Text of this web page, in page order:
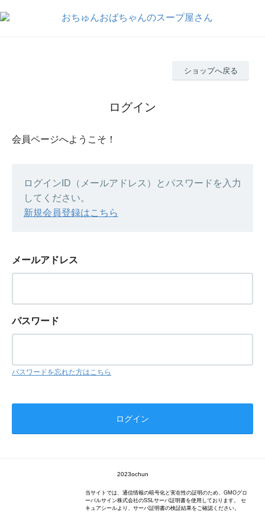
ショップへ戻る
ログイン
会員ページへようこそ！
ログインID（メールアドレス）とパスワードを入力
してください。
新規会員登録はこちら
メールアドレス
パスワード
パスワードを忘れた方はこちら
2023ochun
当サイトでは、通信情報の暗号化と実在性の証明のため、GMOグロ
ーバルサイン株式会社のSSLサーバ証明書を使用しております。 セ
キュアシールより、サーバ証明書の検証結果をご確認ください。